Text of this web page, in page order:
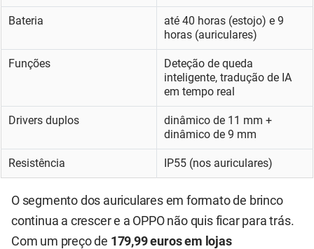
Bateria
até 40 horas (estojo) e 9
horas (auriculares)
Funções
Deteção de queda
inteligente, tradução de IA
em tempo real
Drivers duplos
dinâmico de 11 mm +
dinâmico de 9 mm
Resistência IP55 (nos auriculares)
O segmento dos auriculares em formato de brinco
continua a crescer e a OPPO não quis ficar para trás.
Com um preço de 179,99 euros em lojas